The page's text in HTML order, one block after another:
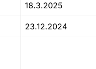
18.3.2025
23.12.2024